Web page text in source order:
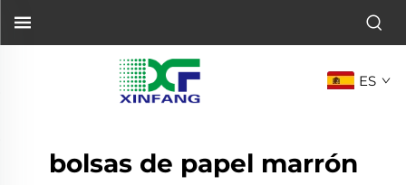
ES
bolsas de papel marrón